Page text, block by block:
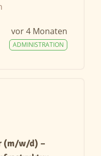
vor 4 Monaten
ADMINISTRATION
(m/w/d) –